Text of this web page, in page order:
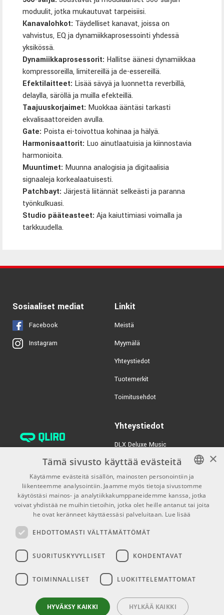
moduulit, jotka mukautuvat tarpeisiisi.
Kanavalohkot: Täydelliset kanavat, joissa on
vahvistus, EQ ja dynamiikkaprosessointi yhdessä
yksikössä.
Dynamiikkaprosessorit: Hallitse äänesi dynamiikkaa
kompressoreilla, limitereillä ja de-essereillä.
Efektilaitteet: Lisää sävyä ja luonnetta reverbillä,
delaylla, säröllä ja muilla efekteillä.
Taajuuskorjaimet: Muokkaa ääntäsi tarkasti
ekvalisaattoreiden avulla.
Gate: Poista ei-toivottua kohinaa ja hälyä.
Harmonisaattorit: Luo ainutlaatuisia ja kiinnostavia
harmonioita.
Muuntimet: Muunna analogisia ja digitaalisia
signaaleja korkealaatuisesti.
Patchbayt: Järjestä liitännät selkeästi ja paranna
työnkulkuasi.
Studio pääteasteet: Aja kaiuttimiasi voimalla ja
tarkkuudella.
Sosiaaliset mediat
Facebook
Instagram
Linkit
Meistä
Myymälä
Yhteystiedot
Tuotemerkit
Toimitusehdot
Yhteystiedot
DLX Deluxe Music
verkkokaupan asiakaspalvelu:
tilaus@dlxmusic.fi
Puh: 0207 282240 (arkisin klo
13-17)
Puh: 0207 282250 (myymälä)
00580 Helsinki
Y-tunnus: 1983522-7
La 10-15
FINNISH
FINNISH
×
Tämä sivusto käyttää evästeitä
Käytämme evästeitä sisällön, mainosten personointiin ja
liikenteemme analysointiin. Jaamme myös tietoja sivustomme
käytöstäsi mainos- ja analytiikkakumppaneidemme kanssa, jotka
voivat yhdistää ne muihin tietoihin, jotka olet heille antanut tai joita
he ovat keränneet käyttäessäsi palveluitaan. Lue lisää
EHDOTTOMASTI VÄLTTÄMÄTTÖMÄT
SUORITUSKYVYLLISET KOHDENTAVAT
TOIMINNALLISET LUOKITTELEMATTOMAT
HYVÄKSY KAIKKI HYLKÄÄ KAIKKI